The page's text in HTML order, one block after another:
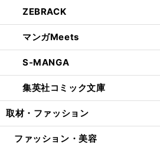
ZEBRACK
マンガMeets
S-MANGA
集英社コミック文庫
取材・ファッション
ファッション・美容